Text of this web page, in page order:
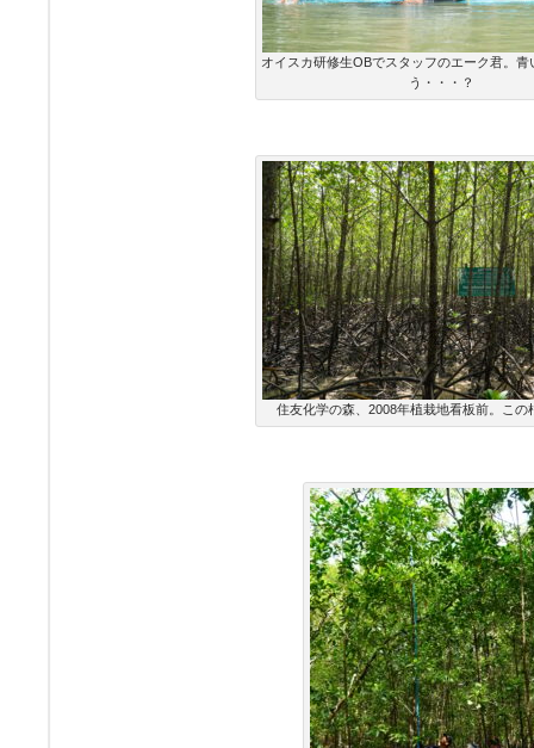
オイスカ研修生OBでスタッフのエーク君。青
う・・・？
住友化学の森、2008年植栽地看板前。この